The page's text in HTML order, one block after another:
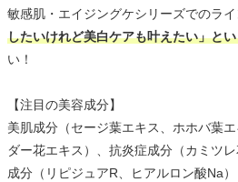
敏感肌・エイジングケシリーズでのライ
したいけれど美白ケアも叶えたい」と
い！
【注目の美容成分】
美肌成分（セージ葉エキス、ホホバ葉
ダー花エキス）、抗炎症成分（カミツ
成分（リピジュアR、ヒアルロン酸Na）